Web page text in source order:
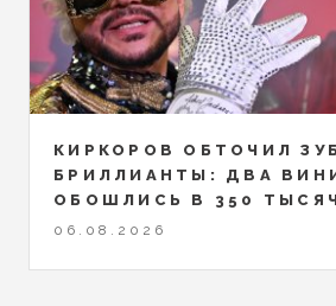
КИРКОРОВ ОБТОЧИЛ
БРИЛЛИАНТЫ: ДВА
ОБОШЛИСЬ В 350
06.08.2026